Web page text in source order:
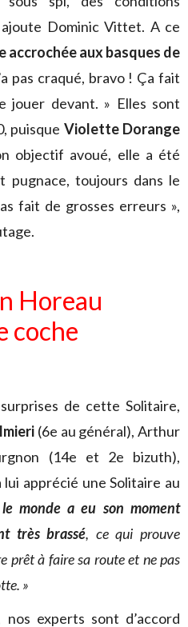
Dominic Vittet. A ce
accrochée aux basques de
pas craqué, bravo ! Ça fait
jouer devant. » Elles sont
puisque Violette Dorange
objectif avoué, elle a été
pugnace, toujours dans le
fait de grosses erreurs »,
Horeau
coche
de cette Solitaire,
(6e au général), Arthur
(14e et 2e bizuth),
apprécié une Solitaire au
monde a eu son moment
très brassé, ce qui prouve
prêt à faire sa route et ne pas
»
experts sont d’accord